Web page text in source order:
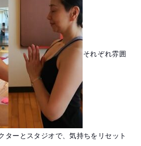
それぞれ雰囲
ターとスタジオで、気持ちをリセット